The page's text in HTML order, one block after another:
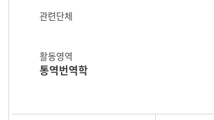
관련단체
활동영역
통역번역학